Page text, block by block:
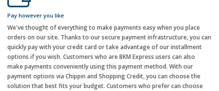
Pay however you like
We've thought of everything to make payments easy when you place
orders on our site. Thanks to our secure payment infrastructure, you can
quickly pay with your credit card or take advantage of our installment
options if you wish. Customers who are BKM Express users can also
make payments conveniently using this payment method. With our
payment options via Chippin and Shopping Credit, you can choose the
solution that best fits your budget. Customers who prefer can choose